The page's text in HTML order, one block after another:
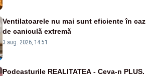
Ventilatoarele nu mai sunt eficiente în caz
de caniculă extremă
3 aug. 2026, 14:51
Podcasturile REALITATEA - Ceva-n PLUS.